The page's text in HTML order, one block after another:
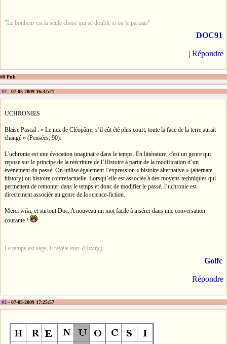
"Le bonheur est la seule chose qui se double si on le partage"
DOC91
| Répondre
#0 Pub
#2 - 07-05-2009 16:32:21
UCHRONIES
Blaise Pascal : « Le nez de Cléopâtre, s’il eût été plus court, toute la face de la terre aurait
changé » (Pensées, 90).
L'uchronie est une évocation imaginaire dans le temps. En littérature, c'est un genre qui
repose sur le principe de la réécriture de l’Histoire à partir de la modification d’un
événement du passé. On utilise également l’expression « histoire alternative » (alternate
history) ou histoire contrefactuelle. Lorsqu’elle est associée à des moyens techniques qui
permettent de remonter dans le temps et donc de modifier le passé, l’uchronie est
directement associée au genre de la science-fiction.
Merci wiki, et surtout Doc. A nouveau un mot facile à insérer dans une conversation
courante !
Le temps est sage, il révèle tout. (Θαλής)
Golfc
Répondre
#3 - 07-05-2009 17:25:57